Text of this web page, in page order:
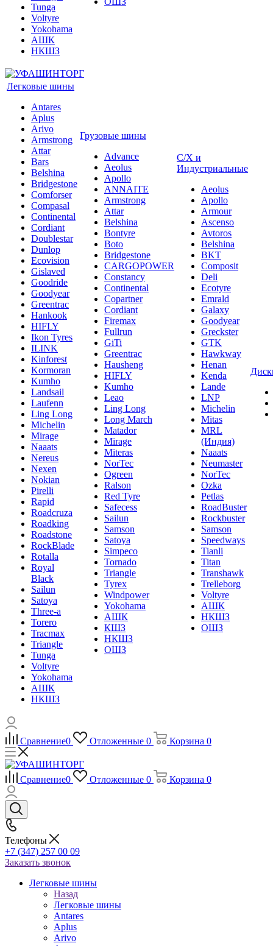
Tunga
Voltyre
Yokohama
АШК
НКШЗ
Легковые шины
Antares
Aplus
Arivo
Armstrong
Attar
Bars
Belshina
Bridgestone
Comforser
Compasal
Continental
Cordiant
Doublestar
Dunlop
Ecovision
Gislaved
Goodride
Goodyear
Greentrac
Hankook
HIFLY
Ikon Tyres
ILINK
Kinforest
Kormoran
Kumho
Landsail
Laufenn
Ling Long
Michelin
Mirage
Naaats
Nereus
Nexen
Nokian
Pirelli
Rapid
Roadcruza
Roadking
Roadstone
RockBlade
Rotalla
Royal
Black
Sailun
Satoya
Three-a
Torero
Tracmax
Triangle
Tunga
Voltyre
Yokohama
АШК
НКШЗ
Грузовые шины
Advance
Aeolus
Apollo
ANNAITE
Armstrong
Attar
Belshina
Bontyre
Boto
Bridgestone
CARGOPOWER
Constancy
Continental
Copartner
Cordiant
Firemax
Fullrun
GiTi
Greentrac
Hausheng
HIFLY
Kumho
Leao
Ling Long
Long March
Matador
Mirage
Miteras
NorTec
Ogreen
Ralson
Red Tyre
Safecess
Sailun
Samson
Satoya
Simpeco
Tornado
Triangle
Tyrex
Windpower
Yokohama
АШК
КШЗ
НКШЗ
ОШЗ
С/Х и
Индустриальные
Aeolus
Apollo
Armour
Ascenso
Avtoros
Belshina
BKT
Composit
Deli
Ecotyre
Emrald
Galaxy
Goodyear
Greckster
GTK
Hawkway
Henan
Kenda
Lande
LNP
Michelin
Mitas
MRL
(Индия)
Naaats
Neumaster
NorTec
Ozka
Petlas
RoadBuster
Rockbuster
Samson
Speedways
Tianli
Titan
Transhawk
Trelleborg
Voltyre
АШК
НКШЗ
ОШЗ
Сравнение0 Отложенные 0 Корзина 0
Сравнение0 Отложенные 0 Корзина 0
Телефоны
+7 (347) 257 00 09
Заказать звонок
Легковые шины
Назад
Легковые шины
Antares
Aplus
Arivo